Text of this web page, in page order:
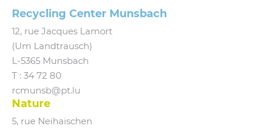
Recycling Center Munsbach
12, rue Jacques Lamort
(Um Landtrausch)
L‑5365 Munsbach
T : 34 72 80
rcmunsb@​pt.​lu
Nature
5, rue Neihaischen